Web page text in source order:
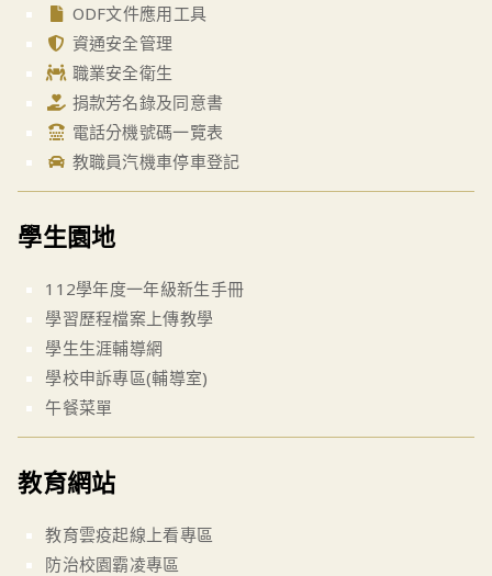
ODF文件應用工具
資通安全管理
職業安全衛生
捐款芳名錄及同意書
電話分機號碼一覽表
教職員汽機車停車登記
學生園地
112學年度一年級新生手冊
學習歷程檔案上傳教學
學生生涯輔導網
學校申訴專區(輔導室)
午餐菜單
教育網站
教育雲疫起線上看專區
防治校園霸凌專區